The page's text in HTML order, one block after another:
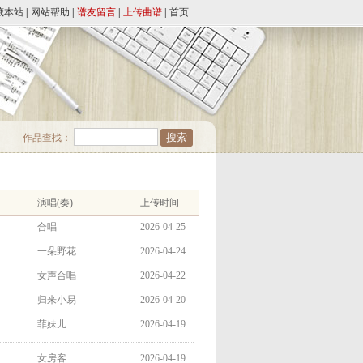
本站 网站帮助 谱友留言 上传曲谱 首页
作品查找：
演唱(奏) 上传时间
合唱 2026-04-25
一朵野花 2026-04-24
女声合唱 2026-04-22
归来小易 2026-04-20
菲妹儿 2026-04-19
女房客 2026-04-19